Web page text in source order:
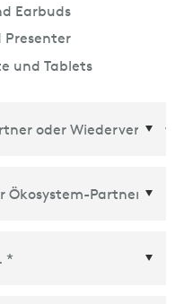
Earbuds
Presenter
und Tablets